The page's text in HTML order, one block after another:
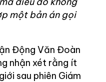
một bản án gọi
Động Văn Đoàn
nhận xét rằng ít
sau phiên Giám